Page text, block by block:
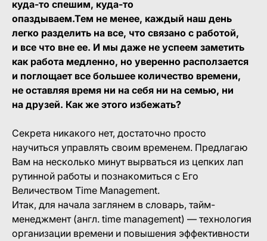
куда-то спешим, куда-то
опаздываем.Тем не менее, каждый наш день
легко разделить на все, что связано с работой,
и все что вне ее. И мы даже не успеем заметить
как работа медленно, но уверенно расползается
и поглощает все большее количество времени,
не оставляя время ни на себя ни на семью, ни
на друзей. Как же этого избежать?
Секрета никакого нет, достаточно просто
научиться управлять своим временем. Предлагаю
Вам на несколько минут вырваться из цепких лап
рутинной работы и познакомиться с Его
Величеством Time Management.
Итак, для начала заглянем в словарь, тайм-
менеджмент (англ. time management) — технология
организации времени и повышения эффективности